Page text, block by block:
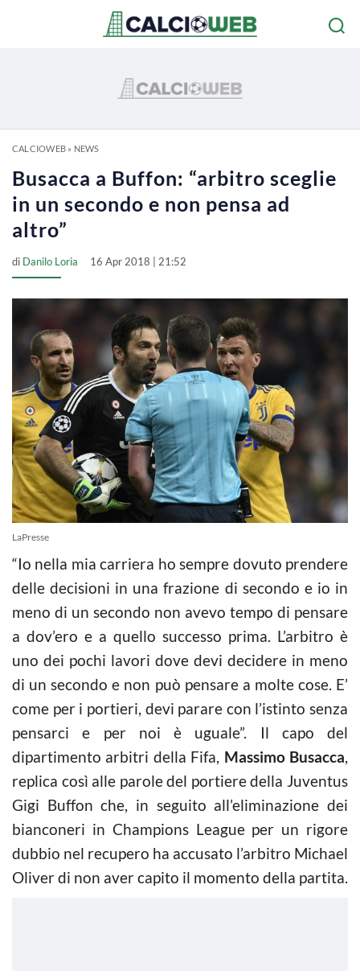
CALCIOWEB» NEWS
Busacca a Buffon: “arbitro sceglie
in un secondo e non pensa ad
altro”
di Danilo Loria 16 Apr 2018 | 21:52
LaPresse
“Io nella mia carriera ho sempre dovuto prendere
delle decisioni in una frazione di secondo e io in
meno di un secondo non avevo tempo di pensare
a dov’ero e a quello successo prima. L’arbitro è
uno dei pochi lavori dove devi decidere in meno
di un secondo e non può pensare a molte cose. E’
come per i portieri, devi parare con l’istinto senza
pensarci e per noi è uguale”. Il capo del
dipartimento arbitri della Fifa, Massimo Busacca,
replica così alle parole del portiere della Juventus
Gigi Buffon che, in seguito all’eliminazione dei
bianconeri in Champions League per un rigore
dubbio nel recupero ha accusato l’arbitro Michael
Oliver di non aver capito il momento della partita.